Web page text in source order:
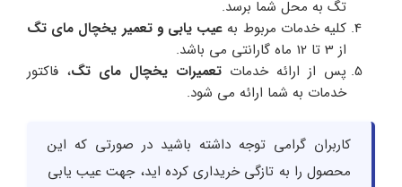
تگ به محل شما برسد.
کلیه خدمات مربوط به عیب یابی و تعمیر یخچال مای تگ
از 3 تا 12 ماه گارانتی می باشد.
پس از ارائه خدمات تعمیرات یخچال مای تگ، فاکتور
خدمات به شما ارائه می شود.
کاربران گرامی توجه داشته باشید در صورتی که این
محصول را به تازگی خریداری کرده اید، جهت عیب یابی